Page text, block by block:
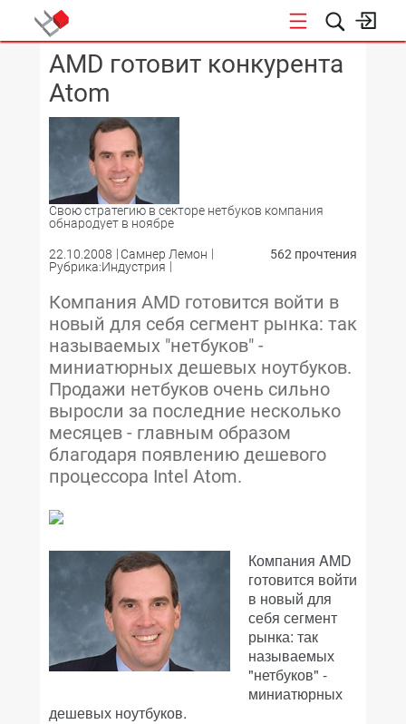
КОНФЕРЕНЦИИ
AMD готовит конкурента
Atom
Свою стратегию в секторе нетбуков компания
обнародует в ноябре
22.10.2008
Самнер Лемон
Рубрика:Индустрия
562 прочтения
Компания AMD готовится войти в
новый для себя сегмент рынка: так
называемых "нетбуков" -
миниатюрных дешевых ноутбуков.
Продажи нетбуков очень сильно
выросли за последние несколько
месяцев - главным образом
благодаря появлению дешевого
процессора Intel Atom.
Компания AMD
готовится войти
в новый для
себя сегмент
рынка: так
называемых
"нетбуков" -
миниатюрных
дешевых ноутбуков.